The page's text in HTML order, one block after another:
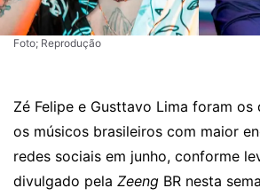
Foto; Reprodução
Zé Felipe e Gusttavo Lima foram os
os músicos brasileiros com maior
redes sociais em junho, conforme
divulgado pela Zeeng BR nesta